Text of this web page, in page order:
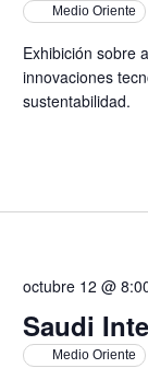
Medio Oriente
Exhibición sobre
innovaciones
sustentabilidad.
Saudi
octubre 12 @
Medio Oriente